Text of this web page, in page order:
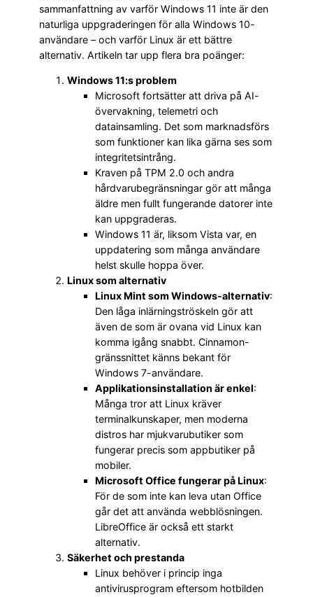
sammanfattning av varför Windows 11 inte är den
naturliga uppgraderingen för alla Windows 10-
användare – och varför Linux är ett bättre
alternativ. Artikeln tar upp flera bra poänger:
Windows 11:s problem
Microsoft fortsätter att driva på AI-
övervakning, telemetri och
datainsamling. Det som marknadsförs
som funktioner kan lika gärna ses som
integritetsintrång.
Kraven på TPM 2.0 och andra
hårdvarubegränsningar gör att många
äldre men fullt fungerande datorer inte
kan uppgraderas.
Windows 11 är, liksom Vista var, en
uppdatering som många användare
helst skulle hoppa över.
Linux som alternativ
Linux Mint som Windows-alternativ:
Den låga inlärningströskeln gör att
även de som är ovana vid Linux kan
komma igång snabbt. Cinnamon-
gränssnittet känns bekant för
Windows 7-användare.
Applikationsinstallation är enkel:
Många tror att Linux kräver
terminalkunskaper, men moderna
distros har mjukvarubutiker som
fungerar precis som appbutiker på
mobiler.
Microsoft Office fungerar på Linux:
För de som inte kan leva utan Office
går det att använda webblösningen.
LibreOffice är också ett starkt
alternativ.
Säkerhet och prestanda
Linux behöver i princip inga
antivirusprogram eftersom hotbilden